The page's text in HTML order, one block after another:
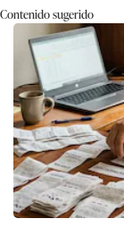
Contenido sugerido